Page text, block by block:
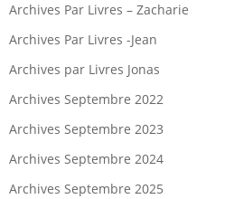
Archives Par Livres – Zacharie
Archives Par Livres -Jean
Archives par Livres Jonas
Archives Septembre 2022
Archives Septembre 2023
Archives Septembre 2024
Archives Septembre 2025